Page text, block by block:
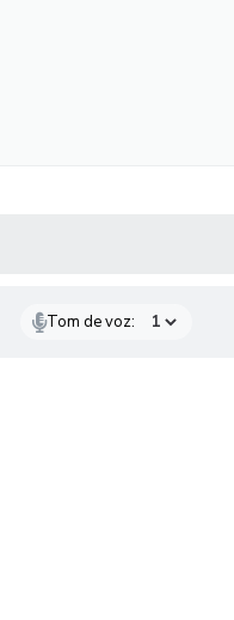
Tom de voz: